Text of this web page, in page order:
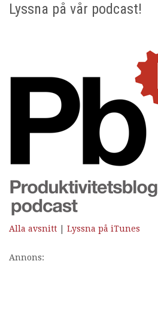
Lyssna på vår podcast!
Alla avsnitt Lyssna på iTunes
Annons: